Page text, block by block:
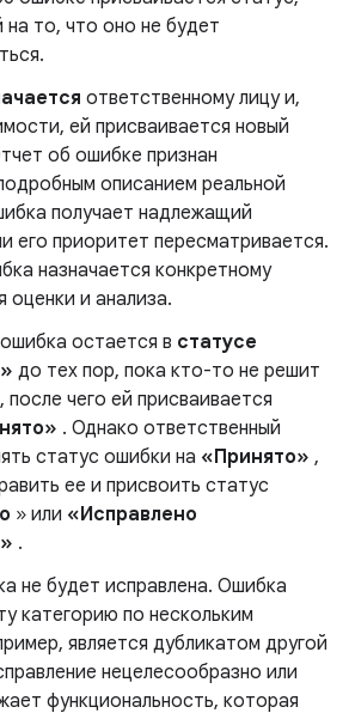
то, что оно не будет
ответственному лицу и,
ей присваивается новый
об ошибке признан
описанием реальной
получает надлежащий
его приоритет пересматривается.
назначается конкретному
оценки и анализа.
остается в статусе
до тех пор, пока кто-то не решит
после чего ей присваивается
. Однако ответственный
статус ошибки на «Принято» ,
ее и присвоить статус
» или «Исправлено
.
не будет исправлена. Ошибка
категорию по нескольким
является дубликатом другой
нецелесообразно или
функциональность, которая